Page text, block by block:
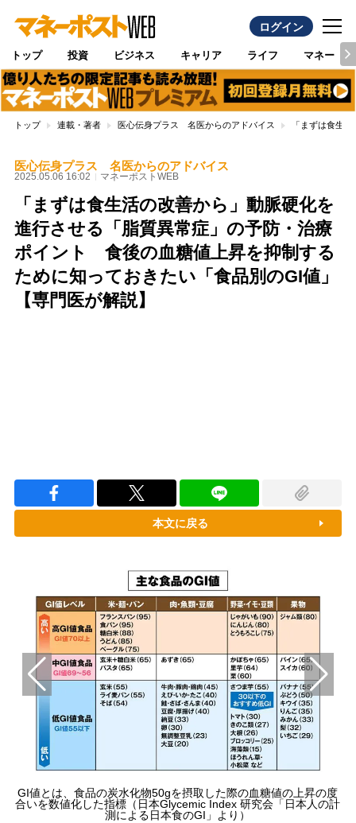
ログイン
トップ 投資 ビジネス キャリア ライフ マネー
トップ 連載・著者 医心伝身プラス 名医からのアドバイス 「まずは食生
医心伝身プラス 名医からのアドバイス
2025.05.06 16:02 マネーポストWEB
「まずは食生活の改善から」動脈硬化を
進行させる「脂質異常症」の予防・治療
ポイント 食後の血糖値上昇を抑制する
ために知っておきたい「食品別のGI値」
【専門医が解説】
本文に戻る
GI値とは、食品の炭水化物50gを摂取した際の血糖値の上昇の度
合いを数値化した指標（日本Glycemic Index 研究会「日本人の計
測による日本食のGI」より）